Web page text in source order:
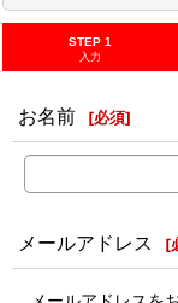
STEP 1
入力
お名前 [必須]
メールアドレス [